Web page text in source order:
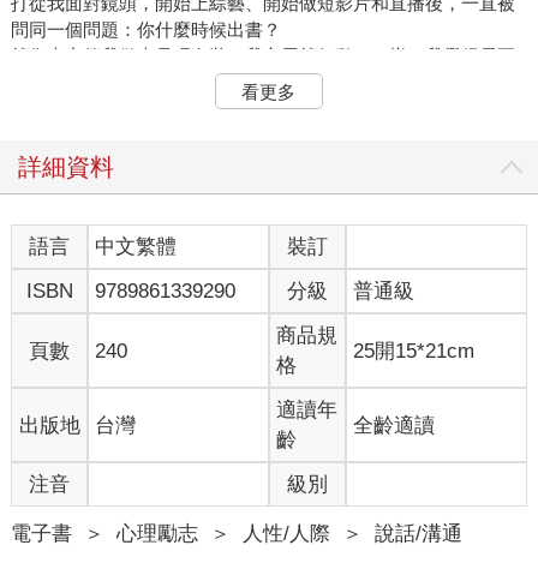
問同一個問題：你什麼時候出書？
就像大家催我做大尺碼⼥裝，我⽴馬就⾏動了一樣，我覺得需要
即市場，我能做好，就去做。
順勢而為的成長始終是我一路前進的方向，我⾃知沒有逆流而上
長的事，⽇⼦過得開心，收⼊不錯，也能有成就感。
我會把欲望寫在臉上，把目標公之於眾，成功了就瘋狂讚美自
己，失敗了就體會什麼叫痛不欲生。因為我始終相信真實地活
著，遠遠好過虛偽矯飾。若我自己還有些內容和價值可以分享，
也必定毫不保留，貢獻出來，「榨乾」一下。
寫書的過程是一場密集思考下的輸出，也許還有很多精采的故事
被遺忘在歲⽉的浮沉中，也許還有新的收穫來不及整理成看上去
尚可閱讀的⽂字，好在隨著做讀書筆記和記錄思考點滴的習慣養
成，所有的思考和總結都不會遺失，如有更新和成長，我會持續
我沒有寫過序言，不知道要在這裡說什麼⾼屋建瓴的話，大概就
是表達一下我做這件事的緣由。
⾄於你為什麼會翻開這本書，那可能就是覺得我所寫的東西，還
看更多
詳細資料
語言 中文繁體
裝訂
ISBN
9789861339290 分級 普通級
頁數 240
商品規
格
25開15*21cm
出版地 台灣
適讀年
齡
全齡適讀
注音 級別
電子書 ＞ 心理勵志 ＞ 人性/人際 ＞ 說話/溝通